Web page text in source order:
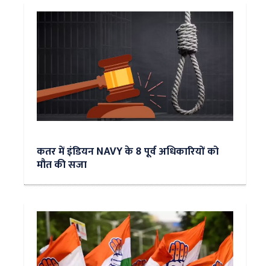
कतर में इंडियन NAVY के 8 पूर्व अधिकारियों को
मौत की सजा